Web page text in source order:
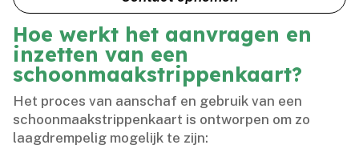
Hoe werkt het aanvragen en
inzetten van een
schoonmaakstrippenkaart?
Het proces van aanschaf en gebruik van een
schoonmaakstrippenkaart is ontworpen om zo
laagdrempelig mogelijk te zijn: